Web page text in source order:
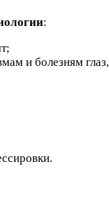
:
и болезням глаз,